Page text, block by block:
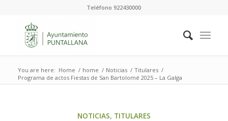
Teléfono 922430000
You are here: Home / home / Noticias / Titulares /
Programa de actos Fiestas de San Bartolomé 2025 – La Galga
NOTICIAS, TITULARES